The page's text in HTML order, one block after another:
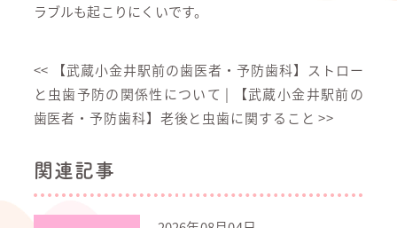
ラブルも起こりにくいです。
<< 【武蔵小金井駅前の歯医者・予防歯科】ストロー
と虫歯予防の関係性について |
【武蔵小金井駅前の
歯医者・予防歯科】老後と虫歯に関すること>>
関連記事